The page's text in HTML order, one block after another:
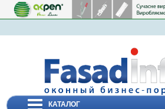
КАТАЛОГ